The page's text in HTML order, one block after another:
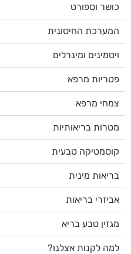
כושר וספורט
המערכת החיסונית
ויטמינים ומינרלים
פטריות מרפא
צמחי מרפא
מטרות בריאותיות
קוסמטיקה טבעית
בריאות מינית
אביזרי בריאות
מגזין טבע בריא
למה לקנות אצלנו?